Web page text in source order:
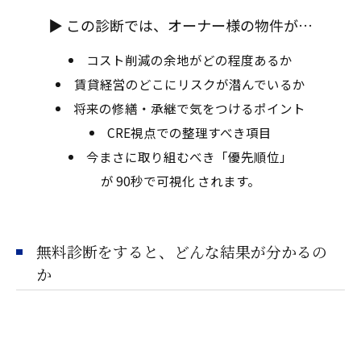
▶ この診断では、オーナー様の物件が…
コスト削減の余地がどの程度あるか
賃貸経営のどこにリスクが潜んでいるか
将来の修繕・承継で気をつけるポイント
CRE視点での整理すべき項目
今まさに取り組むべき「優先順位」
が 90秒で可視化 されます。
無料診断をすると、どんな結果が分かるの
か